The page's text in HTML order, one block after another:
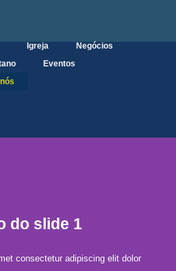
Igreja
Negócios
Eventos
do slide 1
consectetur adipiscing elit dolor